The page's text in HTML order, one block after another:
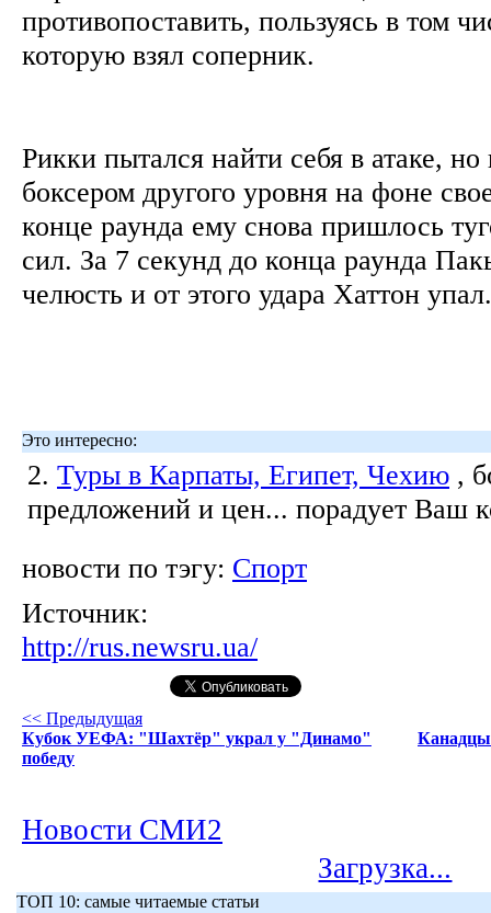
противопоставить, пользуясь в том
которую взял соперник.
Рикки пытался найти себя в атаке, но
боксером другого уровня на фоне
конце раунда ему снова пришлось
сил. За 7 секунд до конца раунда
челюсть и от этого удара Хаттон
Это интересно:
2. Туры в Карпаты, Египет, Чехию ,
предложений и цен... порадует Ваш
новости по тэгу: Спорт
Источник:
http://rus.newsru.ua/
<< Предыдущая
Кубок УЕФА: "Шахтёр" украл у "Динамо"
победу
Канадцы
Новости СМИ2
Загрузка...
ТОП 10: самые читаемые статьи